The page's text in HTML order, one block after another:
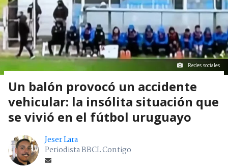
Redes sociales
Un balón provocó un accidente
vehicular: la insólita situación que
se vivió en el fútbol uruguayo
Jeser Lara
Periodista BBCL Contigo